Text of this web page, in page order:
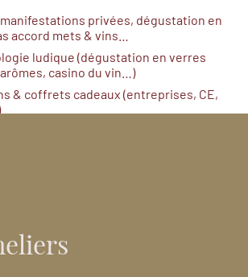
privées, dégustation en
accord mets & vins…
ludique (dégustation en verres
casino du vin…)
& coffrets cadeaux (entreprises, CE,